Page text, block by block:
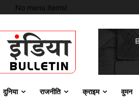
No menu items!
दुनिया राजनीति क्राइम वुमन